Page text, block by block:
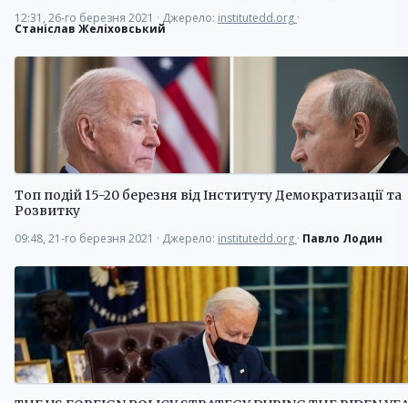
12:31, 26-го березня 2021 · Джерело: institutedd.org ·
Станіслав Желіховський
Топ подій 15-20 березня від Інституту Демократизації та
Розвитку
09:48, 21-го березня 2021 · Джерело: institutedd.org · Павло Лодин